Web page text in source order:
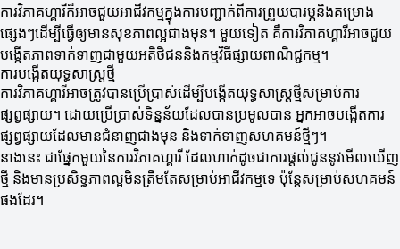
ការវិភាគហ្គារីក៏អាចជួយអាជីវកម្មក្នុងការបញ្ជាក់ពីការព្រួយបារម្ភនិងគម្រោង
ផ្សេងៗដើម្បីធ្វើឲ្យមានសុខភាពល្អជាងមុន។ មួយទៀត គឺការវិភាគហ្គារីអាចជួយ
បង្កើតភាពទាក់ទាញជាមួយអតិថិជននិងកម្មវិធីផ្សាយពាណិជ្ជកម្ម។
ការបង្កើតយុទ្ធសាស្ត្រថ្មី
ការវិភាគហ្គារីអាចត្រូវបានប្រើប្រាស់ដើម្បីបង្កើតយុទ្ធសាស្ត្រថ្មីសម្រាប់ការ
ផ្សព្វផ្សាយ។ ដោយប្រើប្រាស់ទិន្នន័យដែលបានប្រមូលបាន អ្នកអាចបង្កើតការ
ផ្សព្វផ្សាយដែលមានជំនាញជាងមុន និងទាក់ទាញសហគមន៍ថ្មីៗ។
នាងនេះ ជាផ្នែកមួយនៃការវិភាគហ្គារី ដែលហាក់ដូចជាការផ្ដល់ជូននូវមើលឃើញ
ថ្មី និងមានប្រសិទ្ធភាពល្អមិនត្រឹមតែសម្រាប់អាជីវកម្មទេ ប៉ុន្តែសម្រាប់សហគមន៍
ផងដែរ។